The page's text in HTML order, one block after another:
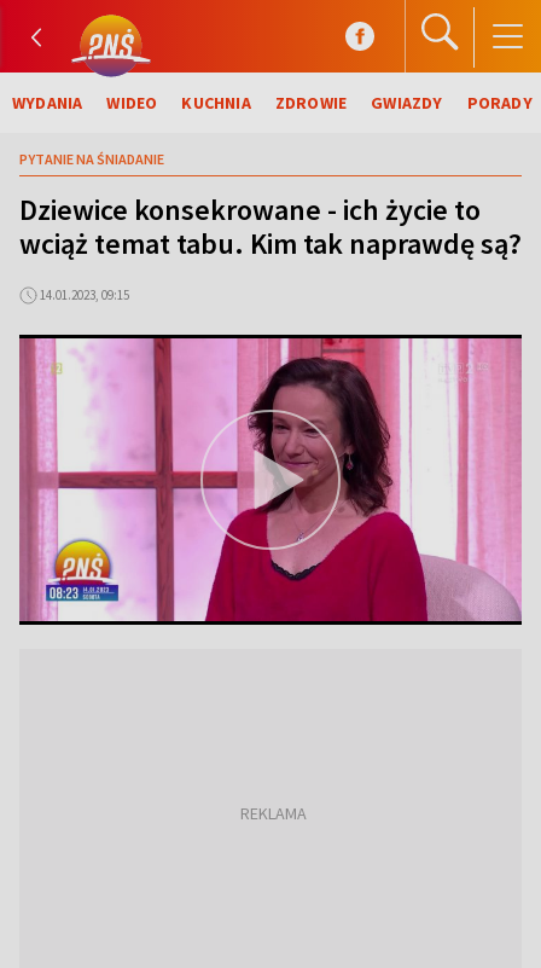
WYDANIA WIDEO KUCHNIA ZDROWIE GWIAZDY PORADY
PYTANIE NA ŚNIADANIE
Dziewice konsekrowane - ich życie to
wciąż temat tabu. Kim tak naprawdę są?
14.01.2023, 09:15